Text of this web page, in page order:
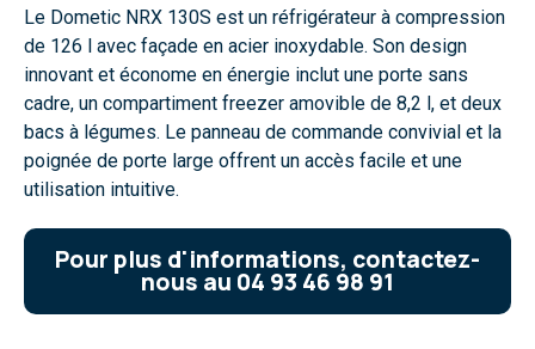
Le Dometic NRX 130S est un réfrigérateur à compression
de 126 l avec façade en acier inoxydable. Son design
innovant et économe en énergie inclut une porte sans
cadre, un compartiment freezer amovible de 8,2 l, et deux
bacs à légumes. Le panneau de commande convivial et la
poignée de porte large offrent un accès facile et une
utilisation intuitive.
Pour plus d'informations, contactez-
nous au 04 93 46 98 91